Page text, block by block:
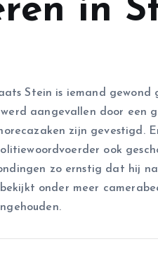
in
Stein is iemand
aangevallen door een
zijn gevestigd.
ook
zo ernstig dat hij
onder meer